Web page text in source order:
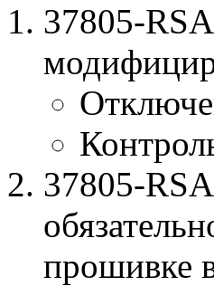
37805-
37805-
прошивке